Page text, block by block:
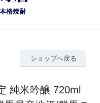
ショップへ戻る
純米吟醸 720ml